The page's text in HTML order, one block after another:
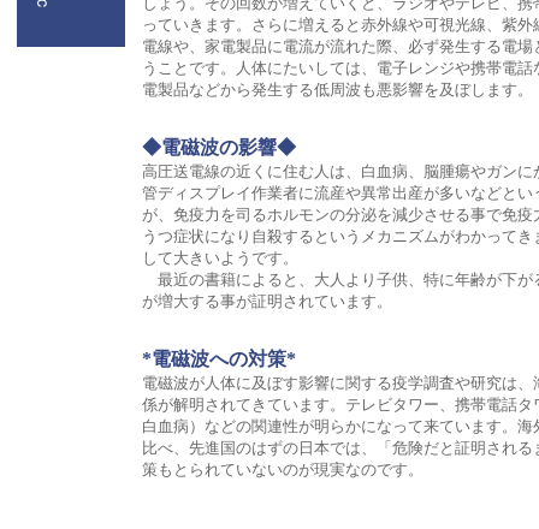
っていきます。さらに増えると赤外線や可視光線、紫
電線や、家電製品に電流が流れた際、必ず発生する電
うことです。人体にたいしては、電子レンジや携帯電
電製品などから発生する低周波も悪影響を及ぼします。
◆電磁波の影響◆
高圧送電線の近くに住む人は、白血病、脳腫瘍やガン
管ディスプレイ作業者に流産や異常出産が多いなどと
が、免疫力を司るホルモンの分泌を減少させる事で免
うつ症状になり自殺するというメカニズムがわかって
して大きいようです。
最近の書籍によると、大人より子供、特に年齢が下
が増大する事が証明されています。
*電磁波への対策*
電磁波が人体に及ぼす影響に関する疫学調査や研究は
係が解明されてきています。テレビタワー、携帯電話
白血病）などの関連性が明らかになって来ています。
比べ、先進国のはずの日本では、「危険だと証明され
策もとられていないのが現実なのです。